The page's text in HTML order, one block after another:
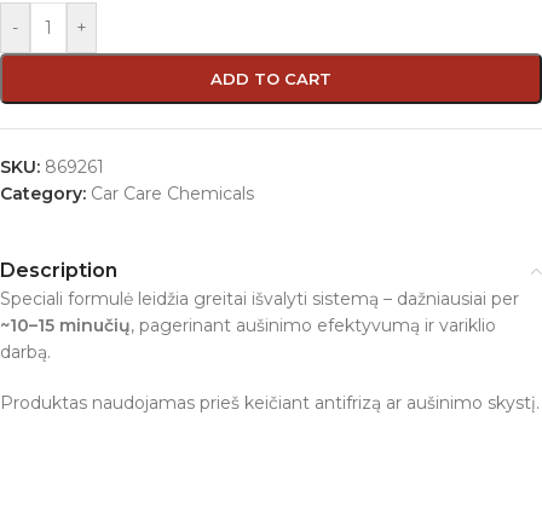
- +
ADD TO CART
SKU: 869261
Category: Car Care Chemicals
Description
Speciali formulė leidžia greitai išvalyti sistemą – dažniausiai per
~10–15 minučių, pagerinant aušinimo efektyvumą ir variklio
darbą.
Produktas naudojamas prieš keičiant antifrizą ar aušinimo skystį.